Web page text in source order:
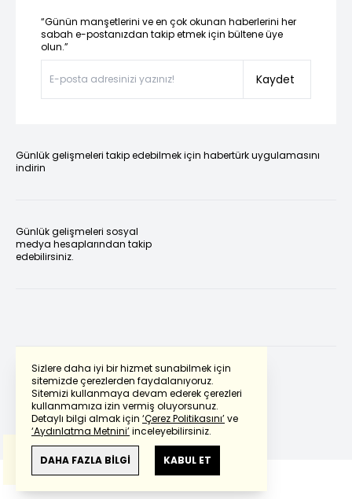
Sizlere daha iyi bir hizmet sunabilmek için
sitemizde çerezlerden faydalanıyoruz.
Sitemizi kullanmaya devam ederek çerezleri
kullanmamıza izin vermiş oluyorsunuz.
Detaylı bilgi almak için ‘Çerez Politikasını’ve
‘Aydınlatma Metnini’inceleyebilirsiniz.
DAHA FAZLA BİLGİ KABUL ET
“Günün manşetlerini ve en çok okunan haberlerini her
sabah e-postanızdan takip etmek için bültene üye
olun.”
Kaydet
Günlük gelişmeleri takip edebilmek için habertürk uygulamasını
indirin
Günlük gelişmeleri sosyal
medya hesaplarından takip
edebilirsiniz.
Powered by Translate
Bu çevirideGoogle Transletekullanılmıştır.
Anlam ve çeviri hatalarından
haberturk.com
sorumlu değildir.